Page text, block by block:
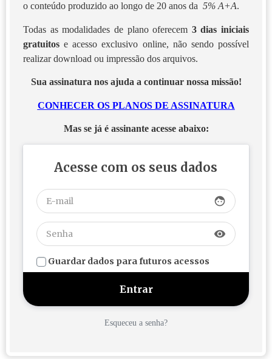
o conteúdo produzido ao longo de 20 anos da 5% A+A.
Todas as modalidades de plano oferecem 3 dias iniciais
gratuitos e acesso exclusivo online, não sendo possível
realizar download ou impressão dos arquivos.
Sua assinatura nos ajuda a continuar nossa missão!
CONHECER OS PLANOS DE ASSINATURA
Mas se já é assinante acesse abaixo:
Acesse com os seus dados
face
visibility
Guardar dados para futuros acessos
Esqueceu a senha?